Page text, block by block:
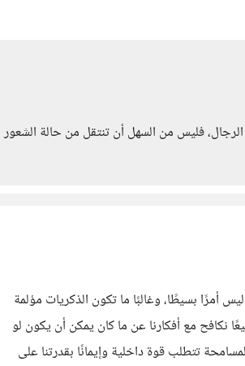
فليس من السهل أن تنتقل من حالة الشعور
أمرًا بسيطًا، وغالبًا ما تكون الذكريات مؤلمة
نكافح مع أفكارنا عن ما كان يمكن أن يكون لو
تتطلب قوة داخلية وإيمانًا بقدرتنا على